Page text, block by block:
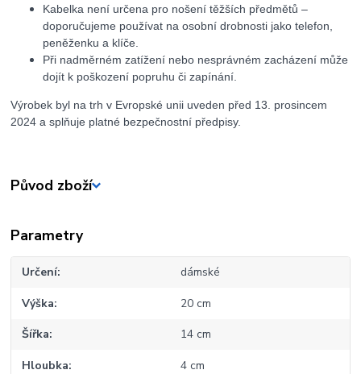
Kabelka není určena pro nošení těžších předmětů –
doporučujeme používat na osobní drobnosti jako telefon,
peněženku a klíče.
Při nadměrném zatížení nebo nesprávném zacházení může
dojít k poškození popruhu či zapínání.
Výrobek byl na trh v Evropské unii uveden před 13. prosincem
2024 a splňuje platné bezpečnostní předpisy.
Původ zboží
Parametry
Určení dámské
Výška 20 cm
Šířka 14 cm
Hloubka 4 cm